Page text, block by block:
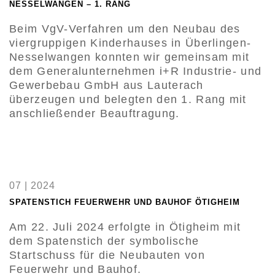
NESSELWANGEN – 1. RANG
Beim VgV-Verfahren um den Neubau des
viergruppigen Kinderhauses in Überlingen-
Nesselwangen konnten wir gemeinsam mit
dem Generalunternehmen i+R Industrie- und
Gewerbebau GmbH aus Lauterach
überzeugen und belegten den 1. Rang mit
anschließender Beauftragung.
07 | 2024
SPATENSTICH FEUERWEHR UND BAUHOF ÖTIGHEIM
Am 22. Juli 2024 erfolgte in Ötigheim mit
dem Spatenstich der symbolische
Startschuss für die Neubauten von
Feuerwehr und Bauhof.